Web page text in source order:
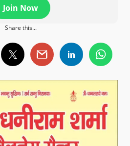
Join Now
Share this...